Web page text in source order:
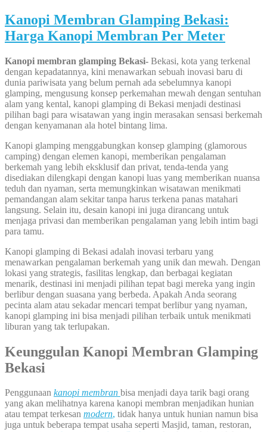
Kanopi Membran Glamping Bekasi:
Harga Kanopi Membran Per Meter
Kanopi membran glamping Bekasi- Bekasi, kota yang terkenal
dengan kepadatannya, kini menawarkan sebuah inovasi baru di
dunia pariwisata yang belum pernah ada sebelumnya kanopi
glamping, mengusung konsep perkemahan mewah dengan sentuhan
alam yang kental, kanopi glamping di Bekasi menjadi destinasi
pilihan bagi para wisatawan yang ingin merasakan sensasi berkemah
dengan kenyamanan ala hotel bintang lima.
Kanopi glamping menggabungkan konsep glamping (glamorous
camping) dengan elemen kanopi, memberikan pengalaman
berkemah yang lebih eksklusif dan privat, tenda-tenda yang
disediakan dilengkapi dengan kanopi luas yang memberikan nuansa
teduh dan nyaman, serta memungkinkan wisatawan menikmati
pemandangan alam sekitar tanpa harus terkena panas matahari
langsung. Selain itu, desain kanopi ini juga dirancang untuk
menjaga privasi dan memberikan pengalaman yang lebih intim bagi
para tamu.
Kanopi glamping di Bekasi adalah inovasi terbaru yang
menawarkan pengalaman berkemah yang unik dan mewah. Dengan
lokasi yang strategis, fasilitas lengkap, dan berbagai kegiatan
menarik, destinasi ini menjadi pilihan tepat bagi mereka yang ingin
berlibur dengan suasana yang berbeda. Apakah Anda seorang
pecinta alam atau sekadar mencari tempat berlibur yang nyaman,
kanopi glamping ini bisa menjadi pilihan terbaik untuk menikmati
liburan yang tak terlupakan.
Keunggulan Kanopi Membran Glamping
Bekasi
Penggunaan kanopi membran bisa menjadi daya tarik bagi orang
yang akan melihatnya karena kanopi membran menjadikan hunian
atau tempat terkesan modern, tidak hanya untuk hunian namun bisa
juga untuk beberapa tempat usaha seperti Masjid, taman, restoran,